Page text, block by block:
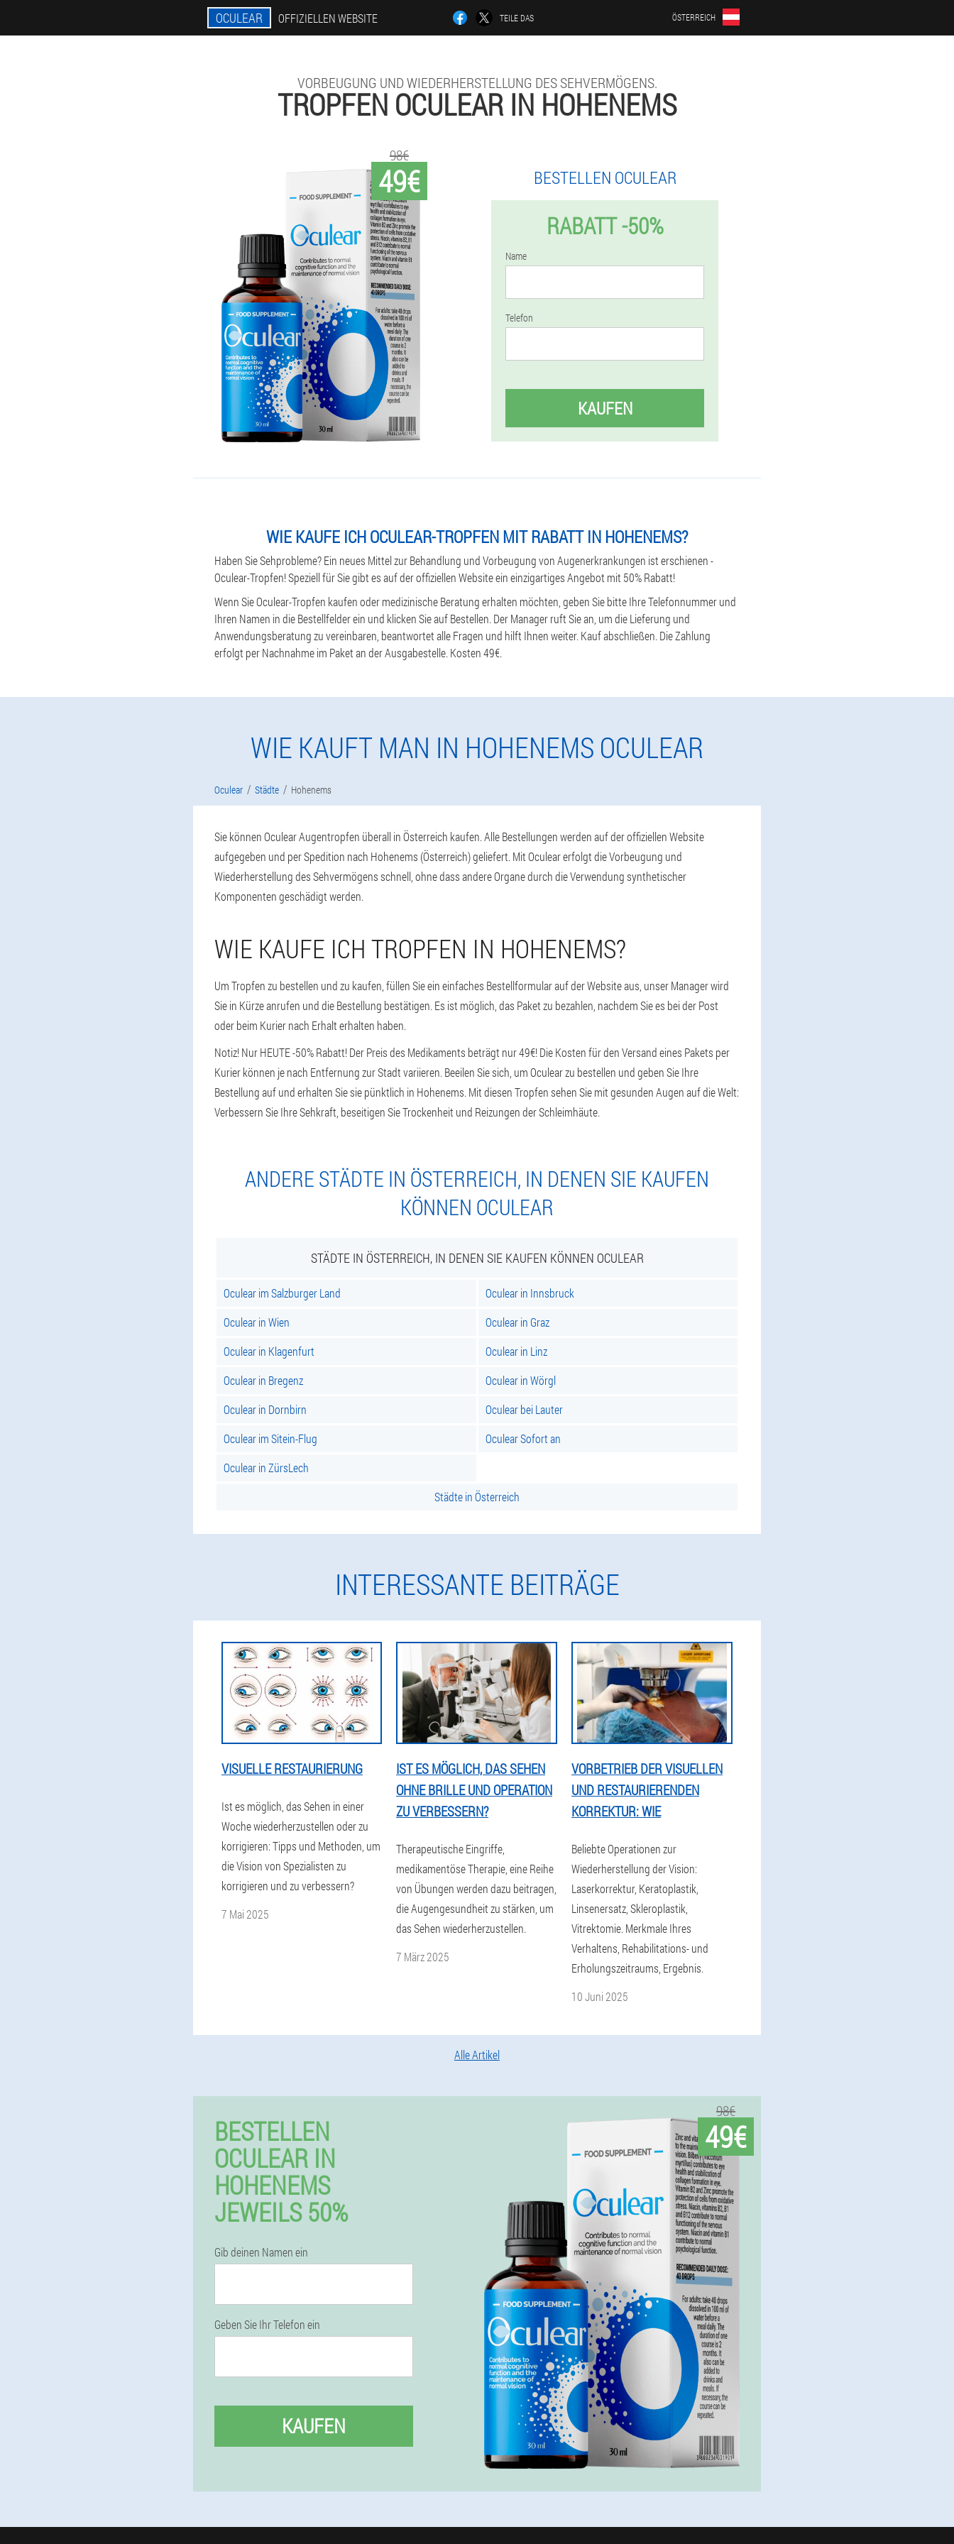
OCULEAR OFFIZIELLEN WEBSITE TEILE DAS ÖSTERREICH
VORBEUGUNG UND WIEDERHERSTELLUNG DES SEHVERMÖGENS.
TROPFEN OCULEAR IN HOHENEMS
49€
98€
BESTELLEN OCULEAR
RABATT -50%
Name
Telefon
KAUFEN
WIE KAUFE ICH OCULEAR-TROPFEN MIT RABATT IN HOHENEMS?
Haben Sie Sehprobleme? Ein neues Mittel zur Behandlung und Vorbeugung von Augenerkrankungen ist erschienen -
Oculear-Tropfen! Speziell für Sie gibt es auf der offiziellen Website ein einzigartiges Angebot mit 50% Rabatt!
Wenn Sie Oculear-Tropfen kaufen oder medizinische Beratung erhalten möchten, geben Sie bitte Ihre Telefonnummer und
Ihren Namen in die Bestellfelder ein und klicken Sie auf Bestellen. Der Manager ruft Sie an, um die Lieferung und
Anwendungsberatung zu vereinbaren, beantwortet alle Fragen und hilft Ihnen weiter. Kauf abschließen. Die Zahlung
erfolgt per Nachnahme im Paket an der Ausgabestelle. Kosten 49€.
WIE KAUFT MAN IN HOHENEMS OCULEAR
Oculear Städte Hohenems
Sie können Oculear Augentropfen überall in Österreich kaufen. Alle Bestellungen werden auf der offiziellen Website
aufgegeben und per Spedition nach Hohenems (Österreich) geliefert. Mit Oculear erfolgt die Vorbeugung und
Wiederherstellung des Sehvermögens schnell, ohne dass andere Organe durch die Verwendung synthetischer
Komponenten geschädigt werden.
WIE KAUFE ICH TROPFEN IN HOHENEMS?
Um Tropfen zu bestellen und zu kaufen, füllen Sie ein einfaches Bestellformular auf der Website aus, unser Manager wird
Sie in Kürze anrufen und die Bestellung bestätigen. Es ist möglich, das Paket zu bezahlen, nachdem Sie es bei der Post
oder beim Kurier nach Erhalt erhalten haben.
Notiz! Nur HEUTE -50% Rabatt! Der Preis des Medikaments beträgt nur 49€! Die Kosten für den Versand eines Pakets per
Kurier können je nach Entfernung zur Stadt variieren. Beeilen Sie sich, um Oculear zu bestellen und geben Sie Ihre
Bestellung auf und erhalten Sie sie pünktlich in Hohenems. Mit diesen Tropfen sehen Sie mit gesunden Augen auf die Welt:
Verbessern Sie Ihre Sehkraft, beseitigen Sie Trockenheit und Reizungen der Schleimhäute.
ANDERE STÄDTE IN ÖSTERREICH, IN DENEN SIE KAUFEN
KÖNNEN OCULEAR
STÄDTE IN ÖSTERREICH, IN DENEN SIE KAUFEN KÖNNEN OCULEAR
Oculear im Salzburger Land
Oculear in Innsbruck
Oculear in Wien
Oculear in Graz
Oculear in Klagenfurt
Oculear in Linz
Oculear in Bregenz
Oculear in Wörgl
Oculear in Dornbirn
Oculear bei Lauter
Oculear im Sitein-Flug
Oculear Sofort an
Oculear in ZürsLech
Städte in Österreich
INTERESSANTE BEITRÄGE
VISUELLE RESTAURIERUNG
Ist es möglich, das Sehen in einer
Woche wiederherzustellen oder zu
korrigieren: Tipps und Methoden, um
die Vision von Spezialisten zu
korrigieren und zu verbessern?
7 Mai 2025
IST ES MÖGLICH, DAS SEHEN
OHNE BRILLE UND OPERATION
ZU VERBESSERN?
Therapeutische Eingriffe,
medikamentöse Therapie, eine Reihe
von Übungen werden dazu beitragen,
die Augengesundheit zu stärken, um
das Sehen wiederherzustellen.
7 März 2025
VORBETRIEB DER VISUELLEN
UND RESTAURIERENDEN
KORREKTUR: WIE
Beliebte Operationen zur
Wiederherstellung der Vision:
Laserkorrektur, Keratoplastik,
Linsenersatz, Skleroplastik,
Vitrektomie. Merkmale Ihres
Verhaltens, Rehabilitations- und
Erholungszeitraums, Ergebnis.
10 Juni 2025
Alle Artikel
BESTELLEN
OCULEAR IN
HOHENEMS
JEWEILS 50%
Gib deinen Namen ein
Geben Sie Ihr Telefon ein
KAUFEN
98€
49€